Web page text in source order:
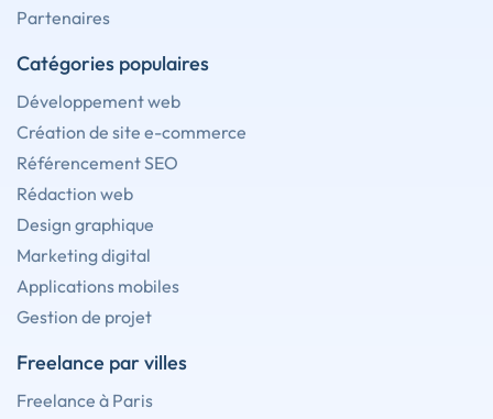
Partenaires
Catégories populaires
Développement web
Création de site e-commerce
Référencement SEO
Rédaction web
Design graphique
Marketing digital
Applications mobiles
Gestion de projet
Freelance par villes
Freelance à Paris